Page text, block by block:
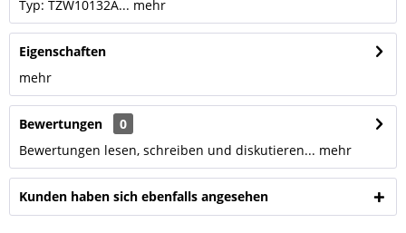
Typ: TZW10132A... mehr
Eigenschaften
mehr
Bewertungen
0
Bewertungen lesen, schreiben und diskutieren... mehr
Kunden haben sich ebenfalls angesehen